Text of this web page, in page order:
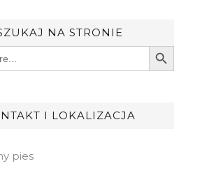
NA STRONIE
Search Button
I LOKALIZACJA
pies